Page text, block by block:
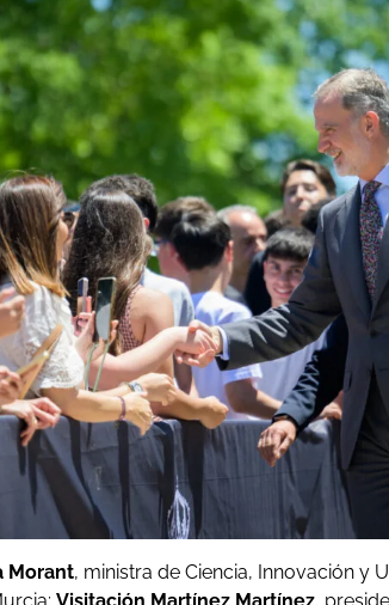
Morant, ministra de Ciencia, Innovación y